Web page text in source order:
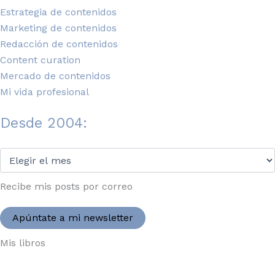
Estrategia de contenidos
Marketing de contenidos
Redacción de contenidos
Content curation
Mercado de contenidos
Mi vida profesional
Desde 2004:
2004:
Recibe mis posts por correo
Apúntate a mi newsletter
Mis libros